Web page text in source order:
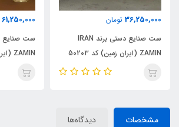
36,250,000 تومان
ست صنایع دستی برند IRAN
ZAMIN (ایران زمین) کد 50203
61,250,000
ZAMIN (ایران زمین) کد 50202
مشخصات دیدگاه‌ها